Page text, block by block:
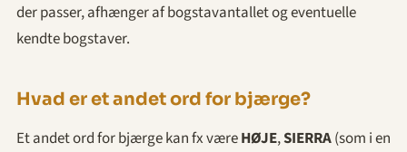
der passer, afhænger af bogstavantallet og eventuelle
kendte bogstaver.
Hvad er et andet ord for bjærge?
Et andet ord for bjærge kan fx væreHØJE,SIERRA(som i en